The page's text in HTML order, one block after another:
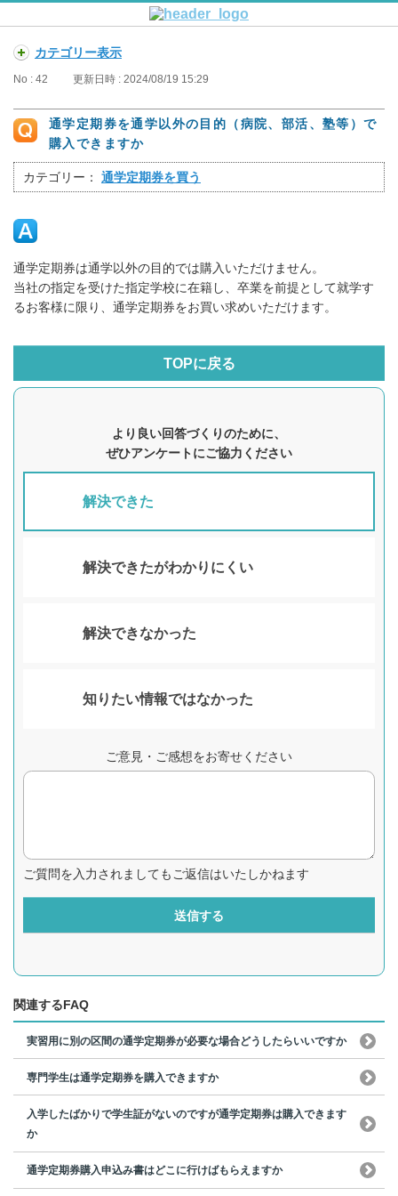
カテゴリー表示
No : 42 更新日時 : 2024/08/19 15:29
通学定期券を通学以外の目的（病院、部活、塾等）で
購入できますか
カテゴリー： 通学定期券を買う
通学定期券は通学以外の目的では購入いただけません。
当社の指定を受けた指定学校に在籍し、卒業を前提として就学す
るお客様に限り、通学定期券をお買い求めいただけます。
TOPに戻る
より良い回答づくりのために、
ぜひアンケートにご協力ください
解決できた
解決できたがわかりにくい
解決できなかった
知りたい情報ではなかった
ご意見・ご感想をお寄せください
ご質問を入力されましてもご返信はいたしかねます
送信する
関連するFAQ
実習用に別の区間の通学定期券が必要な場合どうしたらいいですか
専門学生は通学定期券を購入できますか
入学したばかりで学生証がないのですが通学定期券は購入できます
か
通学定期券購入申込み書はどこに行けばもらえますか